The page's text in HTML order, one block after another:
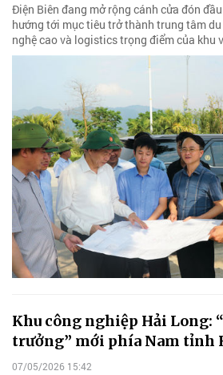
Điện Biên đang mở rộng cánh cửa đón
hướng tới mục tiêu trở thành trung tâm
nghệ cao và logistics trọng điểm của khu
Khu công nghiệp Hải Long:
trưởng” mới phía Nam tỉnh
07/05/2026 15:42